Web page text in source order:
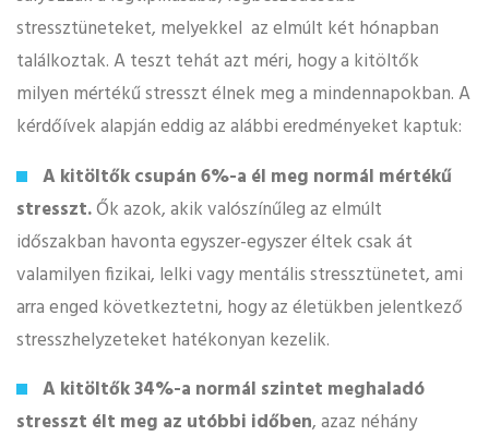
stressztüneteket, melyekkel az elmúlt két hónapban
találkoztak. A teszt tehát azt méri, hogy a kitöltők
milyen mértékű stresszt élnek meg a mindennapokban. A
kérdőívek alapján eddig az alábbi eredményeket kaptuk:
A kitöltők csupán 6%-a él meg normál mértékű
stresszt.Ők azok, akik valószínűleg az elmúlt
időszakban havonta egyszer-egyszer éltek csak át
valamilyen fizikai, lelki vagy mentális stressztünetet, ami
arra enged következtetni, hogy az életükben jelentkező
stresszhelyzeteket hatékonyan kezelik.
A kitöltők 34%-a normál szintet meghaladó
stresszt élt meg az utóbbi időben, azaz néhány